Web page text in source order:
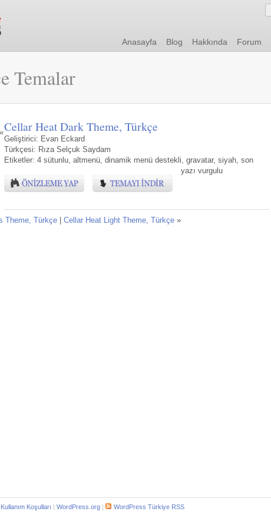
Anasayfa Blog Hakkında Forum
Temalar
Cellar Heat Dark Theme, Türkçe
Geliştirici: Evan Eckard
Türkçesi: Rıza Selçuk Saydam
Etiketler: 4 sütunlu, altmenü, dinamik menü destekli, gravatar, siyah, son
yazı vurgulu
«
Theme, Türkçe Cellar Heat Light Theme, Türkçe »
Kullanım Koşulları | WordPress.org | WordPress Türkiye RSS